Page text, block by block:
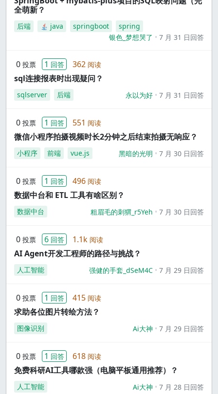
全萌新？
后端 java springboot
spring
银色_梦想哭了
7 月 31 日回答
0 投票 1 回答 362 阅读
sql连接报表时出现疑问？
sqlserver 后端 永以为好 7 月 31 日回答
0 投票 1 回答 551 阅读
微信小程序拍摄视频时长2分钟之后结束拍摄无响应？
小程序 前端 vue.js 黑暗的光明 7 月 30 日回答
0 投票 1 回答 496 阅读
数据中台和 ETL 工具有啥区别？
数据中台 粗眉毛的刺猬_r5Yeh 7 月 30 日回答
0 投票 6 回答 1.1k 阅读
AI Agent开发工程师的路径与挑战？
人工智能 强健的手套_dSeM4C 7 月 29 日回答
0 投票 1 回答 415 阅读
求助各位图片转绘方法？
图像识别 Ai大神 7 月 29 日回答
0 投票 1 回答 618 阅读
免费科研AI工具哪款强（电脑平板通用推荐）？
人工智能 Ai大神 7 月 28 日回答